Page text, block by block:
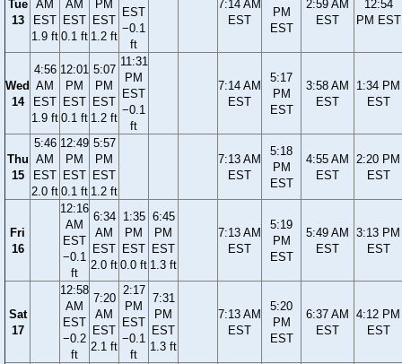
Tue
13
AM
EST
1.9 ft
AM
EST
0.1 ft
PM
EST
1.2 ft
EST
−0.1
ft
7:14 AM
EST
PM
EST
2:59 AM
EST
12:54
PM EST
Wed
14
4:56
AM
EST
1.9 ft
12:01
PM
EST
0.1 ft
5:07
PM
EST
1.2 ft
11:31
PM
EST
−0.1
ft
7:14 AM
EST
5:17
PM
EST
3:58 AM
EST
1:34 PM
EST
Thu
15
5:46
AM
EST
2.0 ft
12:49
PM
EST
0.1 ft
5:57
PM
EST
1.2 ft
7:13 AM
EST
5:18
PM
EST
4:55 AM
EST
2:20 PM
EST
Fri
16
12:16
AM
EST
−0.1
ft
6:34
AM
EST
2.0 ft
1:35
PM
EST
0.0 ft
6:45
PM
EST
1.3 ft
7:13 AM
EST
5:19
PM
EST
5:49 AM
EST
3:13 PM
EST
Sat
17
12:58
AM
EST
−0.2
ft
7:20
AM
EST
2.1 ft
2:17
PM
EST
−0.1
ft
7:31
PM
EST
1.3 ft
7:13 AM
EST
5:20
PM
EST
6:37 AM
EST
4:12 PM
EST